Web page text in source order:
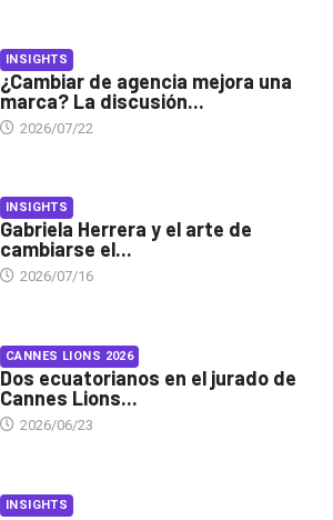
INSIGHTS
¿Cambiar de agencia mejora una
marca? La discusión...
2026/07/22
INSIGHTS
Gabriela Herrera y el arte de
cambiarse el...
2026/07/16
CANNES LIONS 2026
Dos ecuatorianos en el jurado de
Cannes Lions...
2026/06/23
INSIGHTS